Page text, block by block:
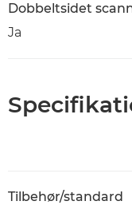
Dobbeltsidet
Ja
Tilbehør/standard